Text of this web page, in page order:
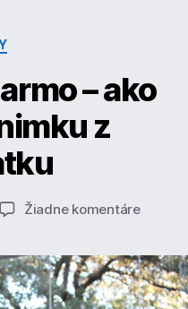
– ako
z
Žiadne komentárena
–
ako